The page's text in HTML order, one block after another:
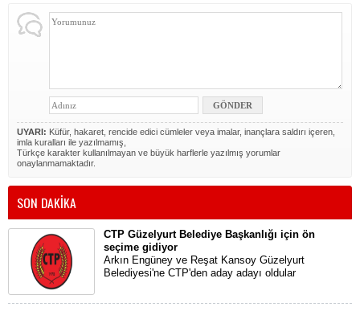
UYARI: Küfür, hakaret, rencide edici cümleler veya imalar, inançlara saldırı içeren,
imla kuralları ile yazılmamış,
Türkçe karakter kullanılmayan ve büyük harflerle yazılmış yorumlar
onaylanmamaktadır.
SON DAKİKA
CTP Güzelyurt Belediye Başkanlığı için ön
seçime gidiyor
Arkın Engüney ve Reşat Kansoy Güzelyurt
Belediyesi'ne CTP'den aday adayı oldular